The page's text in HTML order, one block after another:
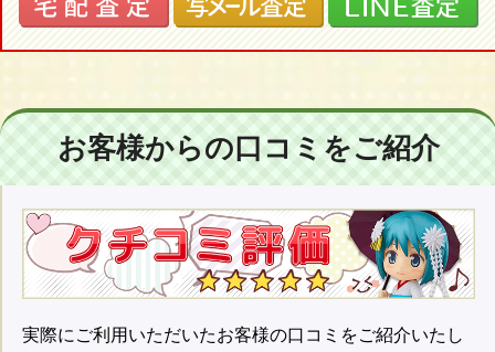
お客様からの口コミをご紹介
実際にご利用いただいたお客様の口コミをご紹介いたし